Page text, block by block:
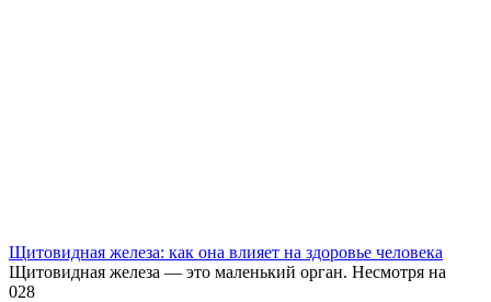
Щитовидная железа: как она влияет на здоровье человека
Щитовидная железа — это маленький орган. Несмотря на
028